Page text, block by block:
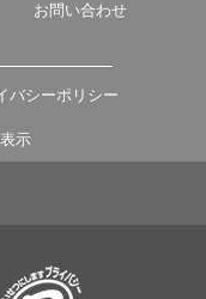
お問い合わせ
バシーポリシー
示